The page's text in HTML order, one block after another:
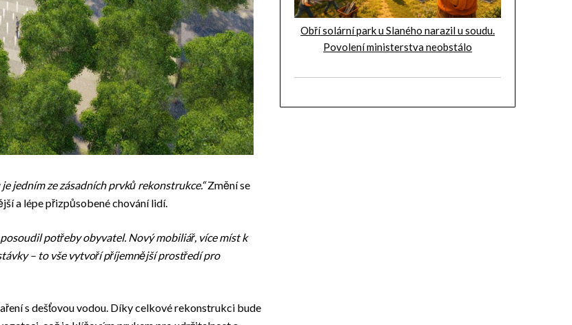
jedním ze zásadních prvků rekonstrukce.“Změní se
a lépe přizpůsobené chování lidí.
potřeby obyvatel. Nový mobiliář, více míst k
– to vše vytvoří příjemnější prostředí pro
s dešťovou vodou. Díky celkové rekonstrukci bude
Obří solární park u Slaného narazil u soudu.
Povolení ministerstva neobstálo